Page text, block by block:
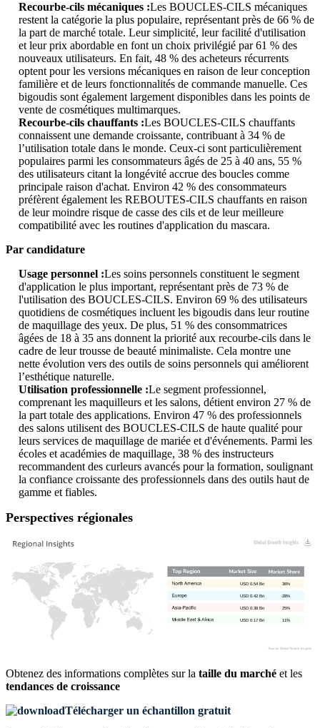
Recourbe-cils mécaniques :Les BOUCLES-CILS mécaniques
restent la catégorie la plus populaire, représentant près de 66 % de
la part de marché totale. Leur simplicité, leur facilité d'utilisation
et leur prix abordable en font un choix privilégié par 61 % des
nouveaux utilisateurs. En fait, 48 % des acheteurs récurrents
optent pour les versions mécaniques en raison de leur conception
familière et de leurs fonctionnalités de commande manuelle. Ces
bigoudis sont également largement disponibles dans les points de
vente de cosmétiques multimarques.
Recourbe-cils chauffants :Les BOUCLES-CILS chauffants
connaissent une demande croissante, contribuant à 34 % de
l’utilisation totale dans le monde. Ceux-ci sont particulièrement
populaires parmi les consommateurs âgés de 25 à 40 ans, 55 %
des utilisateurs citant la longévité accrue des boucles comme
principale raison d'achat. Environ 42 % des consommateurs
préfèrent également les REBOUTES-CILS chauffants en raison
de leur moindre risque de casse des cils et de leur meilleure
compatibilité avec les routines d'application du mascara.
Par candidature
Usage personnel :Les soins personnels constituent le segment
d'application le plus important, représentant près de 73 % de
l'utilisation des BOUCLES-CILS. Environ 69 % des utilisateurs
quotidiens de cosmétiques incluent les bigoudis dans leur routine
de maquillage des yeux. De plus, 51 % des consommatrices
âgées de 18 à 35 ans donnent la priorité aux recourbe-cils dans le
cadre de leur trousse de beauté minimaliste. Cela montre une
nette évolution vers des outils de soins personnels qui améliorent
l’esthétique naturelle.
Utilisation professionnelle :Le segment professionnel,
comprenant les maquilleurs et les salons, détient environ 27 % de
la part totale des applications. Environ 47 % des professionnels
des salons utilisent des BOUCLES-CILS de haute qualité pour
leurs services de maquillage de mariée et d'événements. Parmi les
écoles et académies de maquillage, 38 % des instructeurs
recommandent des curleurs avancés pour la formation, soulignant
la confiance croissante des professionnels dans des outils haut de
gamme et fiables.
Perspectives régionales
11%
USD 0.17 Bn
25%
USD 0.38 Bn
28%
USD 0.42 Bn
36%
USD 0.54 Bn
Obtenez des informations complètes sur la taille du marché et les
tendances de croissance
Télécharger un échantillon gratuit